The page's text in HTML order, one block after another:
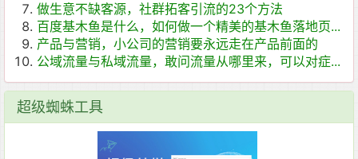
做生意不缺客源，社群拓客引流的23个方法
百度基木鱼是什么，如何做一个精美的基木鱼落地页...
产品与营销，小公司的营销要永远走在产品前面的
公域流量与私域流量，敢问流量从哪里来，可以对症...
超级蜘蛛工具